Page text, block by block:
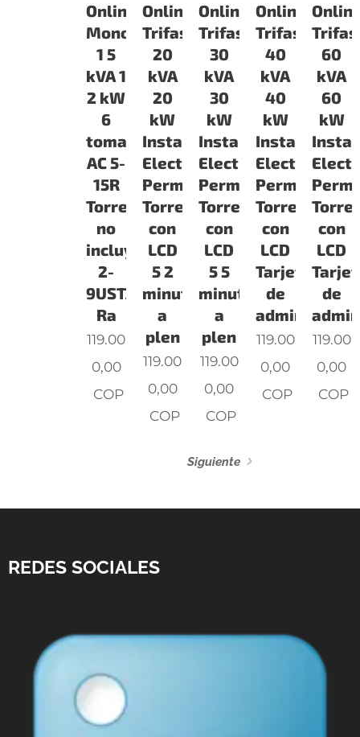
Online
Monofasica
1 5
kVA 1
2 kW
6
tomacorrientes
AC 5-
15R
Torre
no
incluye
2-
9USTAND
Ra
119.00
0,00
COP
Online
Trifasica
20
kVA
20
kW
Instalacion
Electrica
Permanente
Torre
con
LCD
5 2
minutos
a
plen
119.00
0,00
COP
Online
Trifasica
30
kVA
30
kW
Instalacion
Electrica
Permanente
Torre
con
LCD
5 5
minutos
a
plen
119.00
0,00
COP
Online
Trifasica
40
kVA
40
kW
Instalacion
Electrica
Permanente
Torre
con
LCD
Tarjeta
de
adminis
119.00
0,00
COP
60
kVA
60
kW
Torre
con
LCD
de
119.00
0,00
COP
Siguiente
REDES SOCIALES